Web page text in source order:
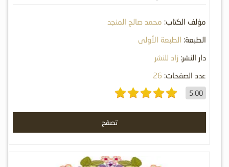
مؤلف الكتاب: محمد صالح المنجد
الطبعة: الطبعة الأولى
دار النشر: زاد للنشر
عدد الصفحات: 26
5.00
تصفح